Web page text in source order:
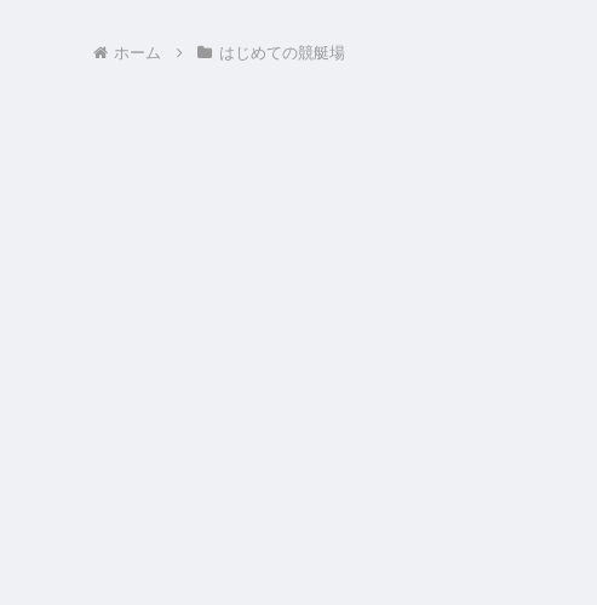
ホーム はじめての競艇場